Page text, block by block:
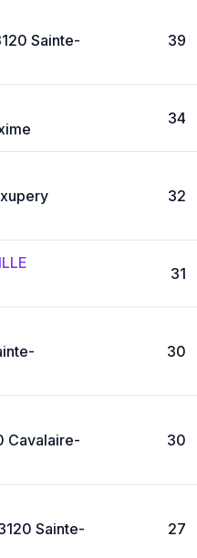
Sainte-
39
34
32
31
30
Cavalaire-
30
Sainte-
27